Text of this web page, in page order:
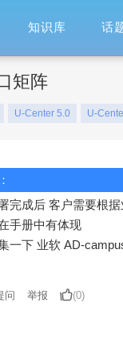
知识库 话
矩阵
U-Center 5.0 U-
完成后 客户需要根据
手册中有体现
一下 业软 AD-
问 举报 (0)